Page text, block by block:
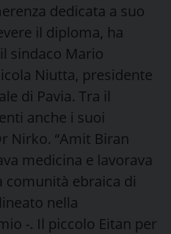
dedicata a suo
il diploma, ha
sindaco Mario
Niutta, presidente
di Pavia. Tra il
anche i suoi
Nirko. “Amit Biran
medicina e lavorava
comunità ebraica di
nella
-. Il piccolo Eitan per